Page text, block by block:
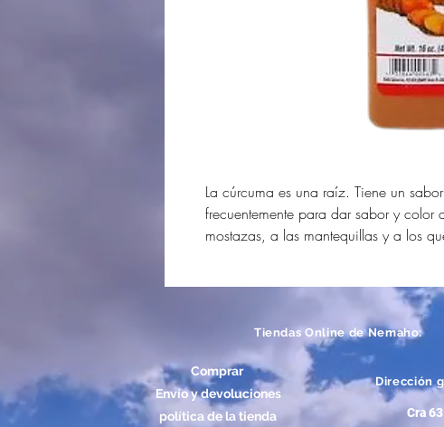
La cúrcuma es una raíz. Tiene un
frecuentemente para dar sabor y
mostazas, a las mantequillas y a los
Tiendas Online de Nemaho:
Comprar
Envío y devoluciones
política de la tienda
Dirección
Cra